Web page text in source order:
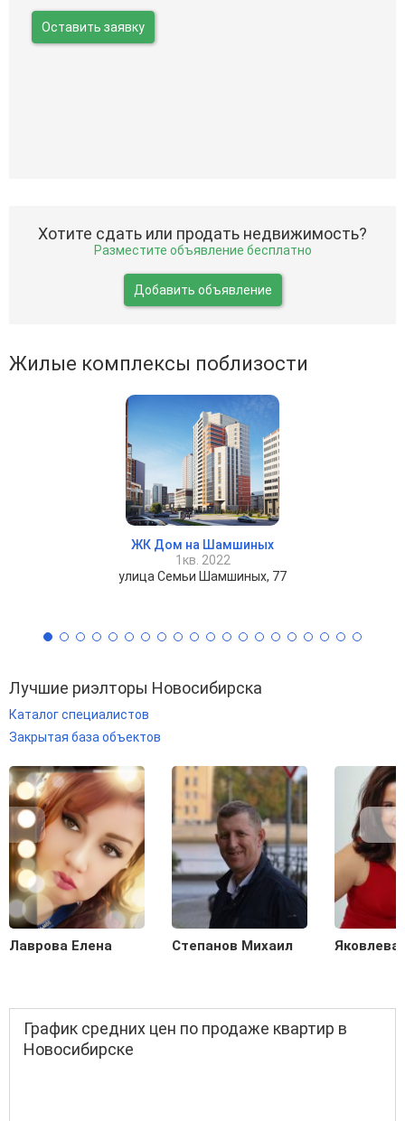
Оставить заявку
Хотите сдать или продать недвижимость?
Разместите объявление бесплатно
Добавить объявление
Жилые комплексы поблизости
ЖК Дом на Шамшиных
1кв. 2022
улица Семьи Шамшиных, 77
Лучшие риэлторы Новосибирска
Каталог специалистов
Закрытая база объектов
Лаврова Елена Степанов Михаил Яковлева
График средних цен по продаже квартир в
Новосибирске